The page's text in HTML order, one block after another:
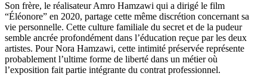
Son frère, le réalisateur Amro Hamzawi qui a dirigé le film
“Éléonore” en 2020, partage cette même discrétion concernant sa
vie personnelle. Cette culture familiale du secret et de la pudeur
semble ancrée profondément dans l’éducation reçue par les deux
artistes. Pour Nora Hamzawi, cette intimité préservée représente
probablement l’ultime forme de liberté dans un métier où
l’exposition fait partie intégrante du contrat professionnel.